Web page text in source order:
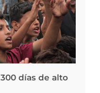
días de alto